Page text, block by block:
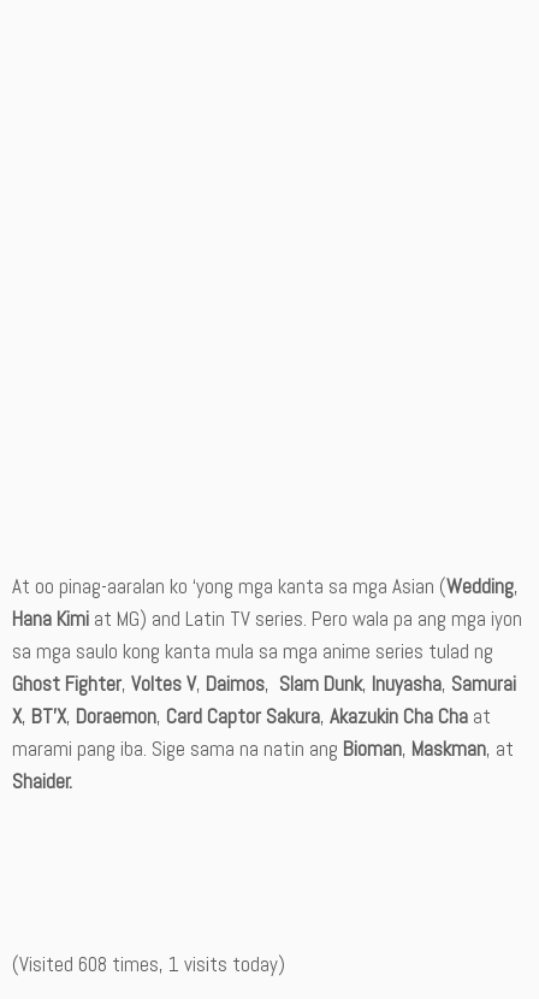
At oo pinag-aaralan ko ‘yong mga kanta sa mga Asian (Wedding,
Hana Kimi at MG) and Latin TV series. Pero wala pa ang mga iyon
sa mga saulo kong kanta mula sa mga anime series tulad ng
Ghost Fighter, Voltes V, Daimos, Slam Dunk, Inuyasha, Samurai
X, BT’X, Doraemon, Card Captor Sakura, Akazukin Cha Cha at
marami pang iba. Sige sama na natin ang Bioman, Maskman, at
Shaider.
(Visited 608 times, 1 visits today)